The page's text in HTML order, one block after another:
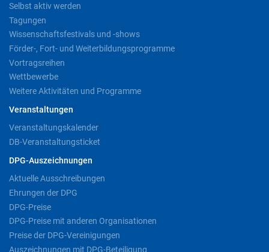
Selbst aktiv werden
Tagungen
Wissenschaftsfestivals und -shows
Förder-, Fort- und Weiterbildungsprogramme
Vortragsreihen
Wettbewerbe
Weitere Aktivitäten und Programme
Veranstaltungen
Veranstaltungskalender
DB-Veranstaltungsticket
DPG-Auszeichnungen
Aktuelle Ausschreibungen
Ehrungen der DPG
DPG-Preise
DPG-Preise mit anderen Organisationen
Preise der DPG-Vereinigungen
Auszeichnungen mit DPG-Beteiligung